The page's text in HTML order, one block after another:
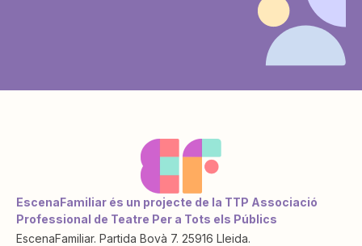
EscenaFamiliar és un projecte de la TTP Associació
Professional de Teatre Per a Tots els Públics
EscenaFamiliar. Partida Bovà 7. 25916 Lleida.